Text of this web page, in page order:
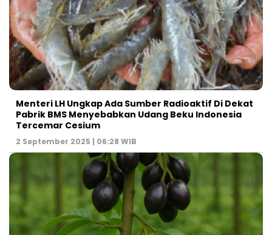
Menteri LH Ungkap Ada Sumber Radioaktif Di Dekat
Pabrik BMS Menyebabkan Udang Beku Indonesia
Tercemar Cesium
2 September 2025 | 06:28 WIB